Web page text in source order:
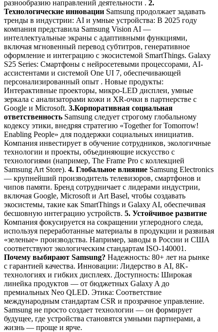
разнообразию направлений деятельности . 2.
Технологические инновации Samsung продолжает задавать
тренды в индустрии: AI и умные устройства: В 2025 году
компания представила Samsung Vision AI —
интеллектуальные экраны с адаптивными функциями,
включая мгновенный перевод субтитров, генеративное
оформление и интеграцию с экосистемой SmartThings. Galaxy
S25 Series: Смартфоны с нейросетевыми процессорами, AI-
ассистентами и системой One UI 7, обеспечивающей
персонализированный опыт . Новые продукты:
Интерактивные проекторы, микро-LED дисплеи, умные
зеркала с анализаторами кожи и XR-очки в партнерстве с
Google и Microsoft. 3.Корпоративная социальная
ответственность Samsung следует строгому глобальному
кодексу этики, внедряя стратегию «Together for Tomorrow!
Enabling People» для поддержки социальных инициатив.
Компания инвестирует в обучение сотрудников, экологичные
технологии и проекты, объединяющие искусство с
технологиями (например, The Frame Pro с коллекцией
Samsung Art Store). 4. Глобальное влияние Samsung Electronics
— крупнейший производитель телевизоров, смартфонов и
чипов памяти. Бренд сотрудничает с лидерами индустрии,
включая Google, Microsoft и Art Basel, чтобы создавать
экосистемы, такие как SmartThings и Galaxy AI, обеспечивая
бесшовную интеграцию устройств. 5. Устойчивое развитие
Компания фокусируется на сокращении углеродного следа,
используя переработанные материалы в продукции и развивая
«зеленые» производства. Например, заводы в России и США
соответствуют экологическим стандартам ISO-140001.
Почему выбирают Samsung? Надежность: 80+ лет на рынке
с гарантией качества. Инновации: Лидерство в AI, 8K-
технологиях и гибких дисплеях. Доступность: Широкая
линейка продуктов — от бюджетных Galaxy A до
премиальных Neo QLED. Этика: Соответствие
международным стандартам CSR и прозрачное управление.
Samsung не просто создает технологии — он формирует
будущее, где устройства становятся умными партнерами, а
жизнь — проще и ярче.